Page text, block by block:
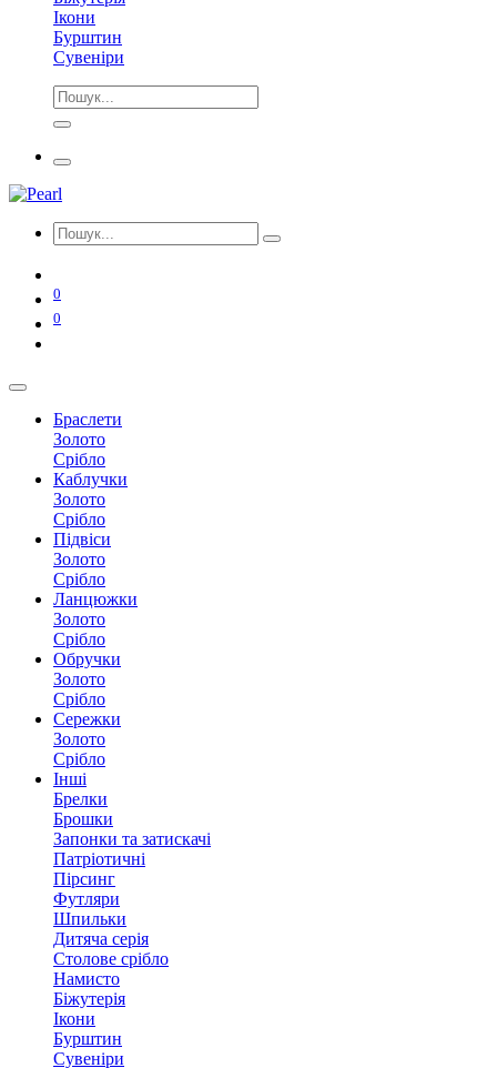
Ікони
Бурштин
Сувеніри
0
0
Браслети
Золото
Срібло
Каблучки
Золото
Срібло
Підвіси
Золото
Срібло
Ланцюжки
Золото
Срібло
Обручки
Золото
Срібло
Сережки
Золото
Срібло
Інші
Брелки
Брошки
Запонки та затискачі
Патріотичні
Пірсинг
Футляри
Шпильки
Дитяча серія
Столове срібло
Намисто
Біжутерія
Ікони
Бурштин
Сувеніри